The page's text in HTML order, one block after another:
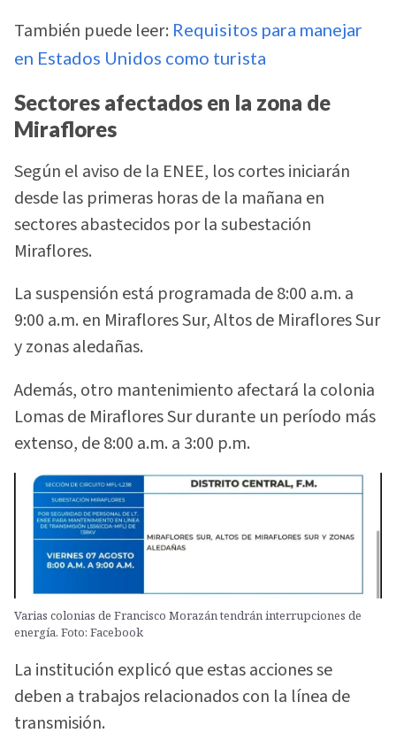
También puede leer: Requisitos para manejar
en Estados Unidos como turista
Sectores afectados en la zona de
Miraflores
Según el aviso de la ENEE, los cortes iniciarán
desde las primeras horas de la mañana en
sectores abastecidos por la subestación
Miraflores.
La suspensión está programada de 8:00 a.m. a
9:00 a.m. en Miraflores Sur, Altos de Miraflores Sur
y zonas aledañas.
Además, otro mantenimiento afectará la colonia
Lomas de Miraflores Sur durante un período más
extenso, de 8:00 a.m. a 3:00 p.m.
Varias colonias de Francisco Morazán tendrán interrupciones de
energía. Foto: Facebook
La institución explicó que estas acciones se
deben a trabajos relacionados con la línea de
transmisión.